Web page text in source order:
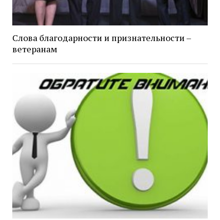
Слова благодарности и признательности –
ветеранам